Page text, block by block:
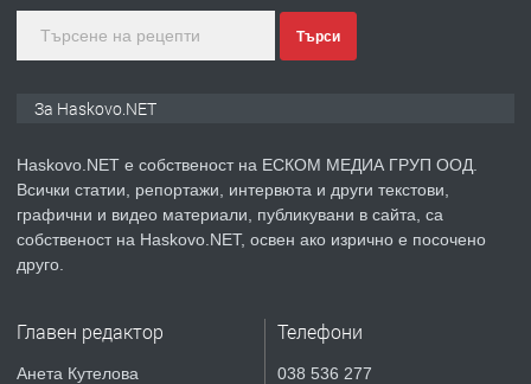
преди 4 дни
ПРЕДЛАГА
НАПЪЛНО ОБЗАВЕДЕН И
Търси
За Haskovo.NET
Haskovo.NET е собственост на ЕСКОМ МЕДИА ГРУП ООД.
Всички статии, репортажи, интервюта и други текстови,
графични и видео материали, публикувани в сайта, са
собственост на Haskovo.NET, освен ако изрично е посочено
друго.
Главен редактор
Анета Кутелова
Телефони
038 536 277